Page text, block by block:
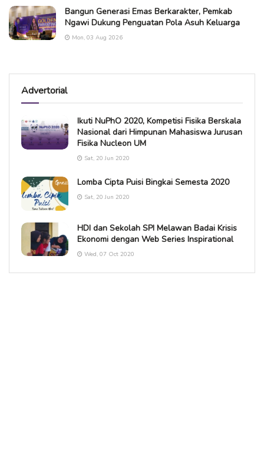
Bangun Generasi Emas Berkarakter, Pemkab
Ngawi Dukung Penguatan Pola Asuh Keluarga
Mon, 03 Aug 2026
Advertorial
Ikuti NuPhO 2020, Kompetisi Fisika Berskala
Nasional dari Himpunan Mahasiswa Jurusan
Fisika Nucleon UM
Sat, 20 Jun 2020
Lomba Cipta Puisi Bingkai Semesta 2020
Sat, 20 Jun 2020
HDI dan Sekolah SPI Melawan Badai Krisis
Ekonomi dengan Web Series Inspirational
Wed, 07 Oct 2020